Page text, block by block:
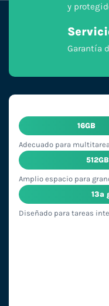
y
Garantía
16GB
Adecuado para
512GB
Amplio espacio para
13ª
Diseñado para tareas